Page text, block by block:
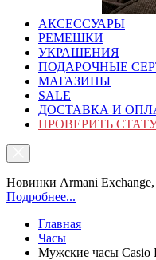
АКСЕССУАРЫ
РЕМЕШКИ
УКРАШЕНИЯ
ПОДАРОЧНЫЕ
МАГАЗИНЫ
SALE
ДОСТАВКА И
ПРОВЕРИТЬ
Новинки Armani
Подробнее...
Главная
Часы
Мужские часы Casio